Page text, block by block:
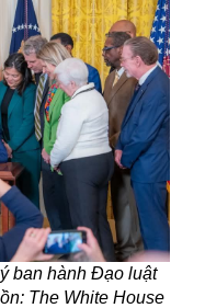
ban hành Đạo luật
The White House